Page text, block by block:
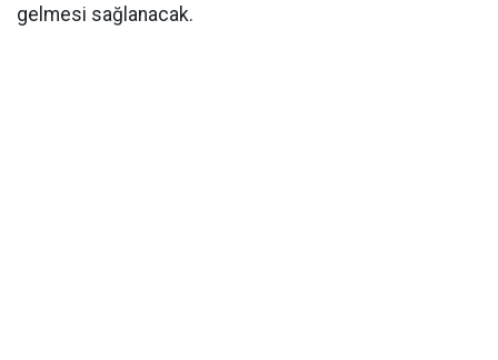
gelmesi sağlanacak.